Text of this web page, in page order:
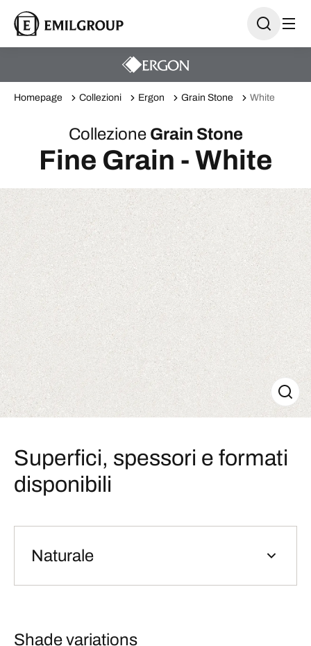
Homepage Collezioni Ergon Grain Stone White
Collezione Grain Stone
Fine Grain - White
Superfici, spessori e formati
disponibili
Naturale
Shade variations